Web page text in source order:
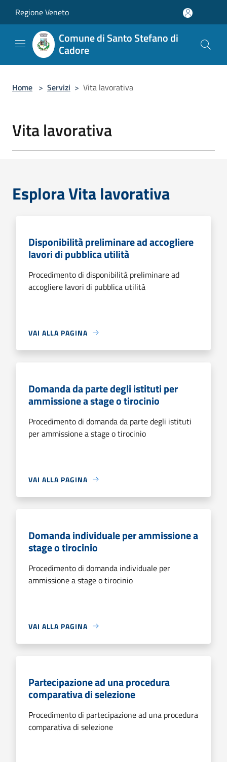
Regione Veneto
Comune di Santo Stefano di
Cadore
Home > Servizi > Vita lavorativa
Vita lavorativa
Esplora Vita lavorativa
Disponibilità preliminare ad accogliere
lavori di pubblica utilità
Procedimento di disponibilità preliminare ad
accogliere lavori di pubblica utilità
VAI ALLA PAGINA
Domanda da parte degli istituti per
ammissione a stage o tirocinio
Procedimento di domanda da parte degli istituti
per ammissione a stage o tirocinio
VAI ALLA PAGINA
Domanda individuale per ammissione a
stage o tirocinio
Procedimento di domanda individuale per
ammissione a stage o tirocinio
VAI ALLA PAGINA
Partecipazione ad una procedura
comparativa di selezione
Procedimento di partecipazione ad una procedura
comparativa di selezione